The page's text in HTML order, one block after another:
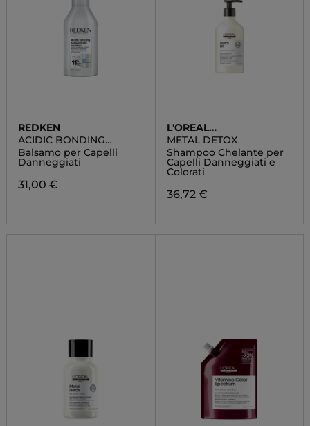
REDKEN
ACIDIC BONDING
CONCENTRATE
Balsamo per Capelli
Danneggiati
31,00 €
L'OREAL
PROFESSIONNEL
METAL DETOX
Shampoo Chelante per
Capelli Danneggiati e
Colorati
36,72 €